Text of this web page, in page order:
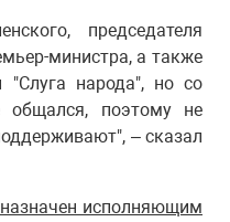
председателя
министра, а также
"Слуга народа", но со
общался, поэтому не
– сказал
исполняющим